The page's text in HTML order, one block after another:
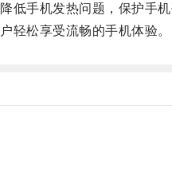
手机发热问题，保护手机
松享受流畅的手机体验。